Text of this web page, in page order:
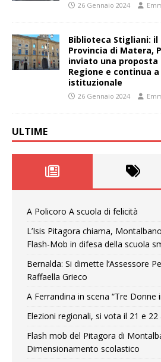
26 Gennaio 2024
Biblioteca Stigliani:
Provincia di Matera,
inviato una
Regione e continua
istituzionale
26 Gennaio 2024
ULTIME
A Policoro A scuola di felicità
L’Isis Pitagora chiama,
Flash-Mob in difesa della scuola
Bernalda: Si dimette l’Assessore
Raffaella Grieco
A Ferrandina in scena “Tre Donne
Elezioni regionali, si vota il 21 e 22
Flash mob del Pitagora di
Dimensionamento scolastico